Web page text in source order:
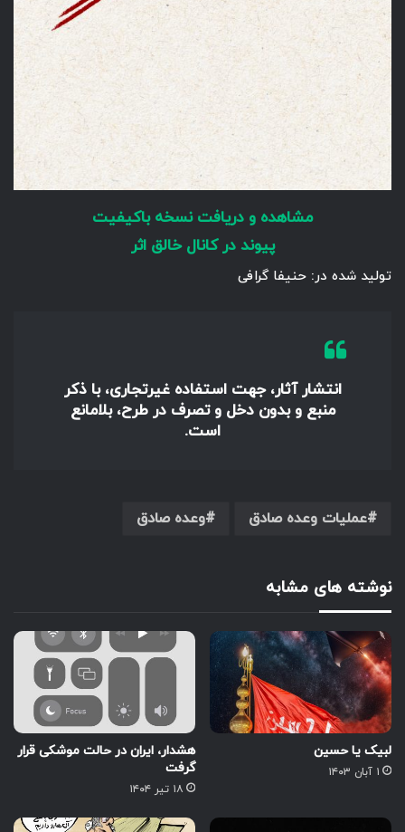
مشاهده و دریافت نسخه باکیفیت
پیوند در کانال خالق اثر
تولید شده در: حنیفا گرافی
انتشار آثار، جهت استفاده غیرتجاری، با ذکر
منبع و بدون دخل و تصرف در طرح، بلامانع
است.
عملیات وعده صادق وعده صادق
نوشته های مشابه
لبیک یا حسین
۱ آبان ۱۴۰۳
هشدار، ایران در حالت موشکی قرار
گرفت
۱۸ تیر ۱۴۰۴